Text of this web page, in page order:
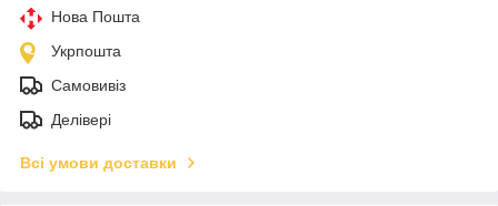
Нова Пошта
Укрпошта
Самовивіз
Делівері
Всі умови доставки